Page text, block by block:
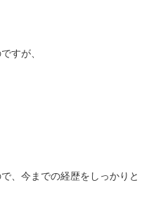
すが、
、今までの経歴をしっかりと